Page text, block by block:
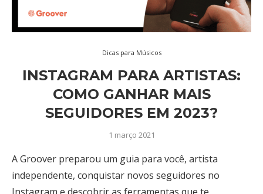
Dicas para Músicos
INSTAGRAM PARA ARTISTAS:
COMO GANHAR MAIS
SEGUIDORES EM 2023?
1 março 2021
A Groover preparou um guia para você, artista
independente, conquistar novos seguidores no